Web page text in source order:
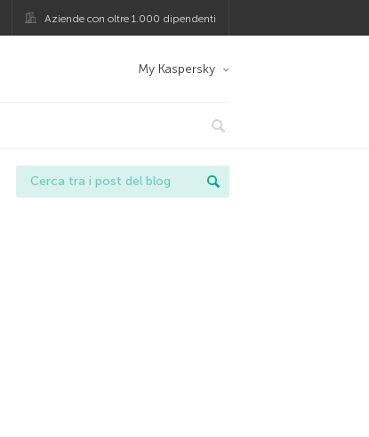
Aziende con oltre 1.000 dipendenti
My Kaspersky